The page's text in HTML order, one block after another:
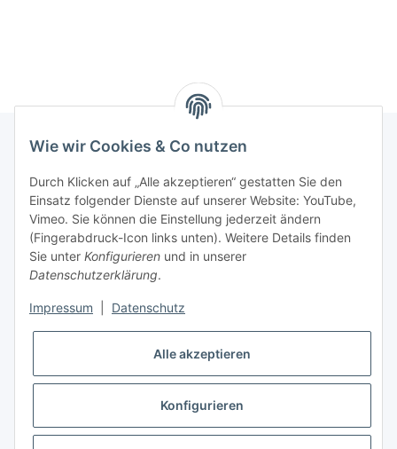
INFORMATIONEN
GESETZLICHE INFORMATIONEN
Kontakt
Mo - Fr:08:30 - 17:00 Uhr
Carsten:0177 – 44 33 642
* Alle Preise zzgl. gesetzlicher USt., zzgl.Versand
Wie wir Cookies & Co nutzen
Durch Klicken auf „Alle akzeptieren“ gestatten Sie den
Einsatz folgender Dienste auf unserer Website: YouTube,
Vimeo. Sie können die Einstellung jederzeit ändern
(Fingerabdruck-Icon links unten). Weitere Details finden
Sie unter Konfigurieren und in unserer
Datenschutzerklärung.
Impressum Datenschutz
Alle akzeptieren
Konfigurieren